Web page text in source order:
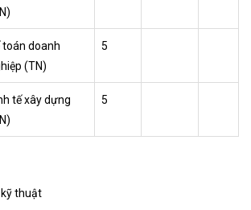
toán doanh
(TN)
5
tế xây dựng
5
kỹ thuật